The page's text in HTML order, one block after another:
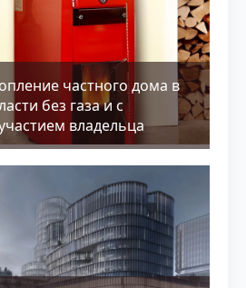
частного дома в
без газа и с
владельца